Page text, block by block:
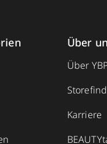
Über
Über
Karriere